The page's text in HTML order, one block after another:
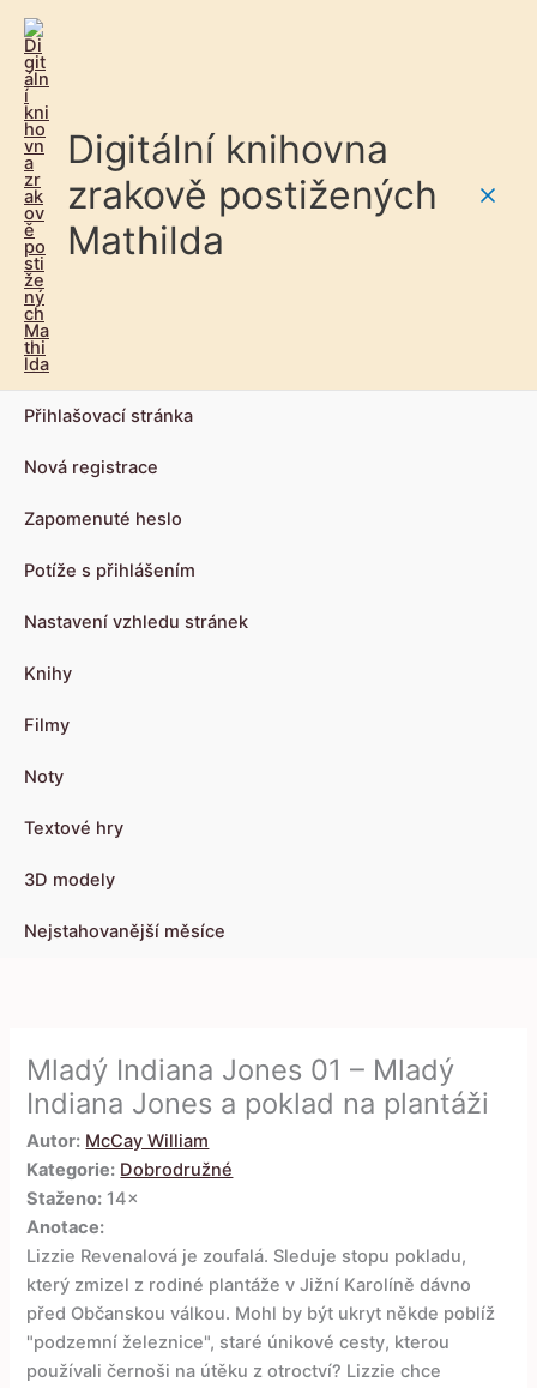
Digitální knihovna
zrakově postižených
Mathilda
Přihlašovací stránka
Nová registrace
Zapomenuté heslo
Potíže s přihlášením
Nastavení vzhledu stránek
Knihy
Filmy
Noty
Textové hry
3D modely
Nejstahovanější měsíce
Mladý Indiana Jones 01 – Mladý
Indiana Jones a poklad na plantáži
Autor: McCay William
Kategorie: Dobrodružné
Staženo: 14×
Anotace:
Lizzie Revenalová je zoufalá. Sleduje stopu pokladu,
který zmizel z rodiné plantáže v Jižní Karolíně dávno
před Občanskou válkou. Mohl by být ukryt někde poblíž
"podzemní železnice", staré únikové cesty, kterou
používali černoši na útěku z otroctví? Lizzie chce